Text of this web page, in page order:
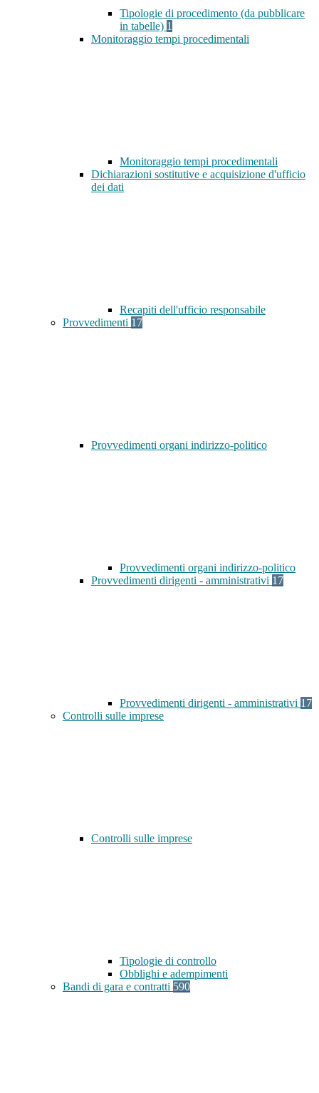
Tipologie di procedimento (da pubblicare
in tabelle) 1
Monitoraggio tempi procedimentali
Monitoraggio tempi procedimentali
Dichiarazioni sostitutive e acquisizione d'ufficio
dei dati
Recapiti dell'ufficio responsabile
Provvedimenti 17
Provvedimenti organi indirizzo-politico
Provvedimenti organi indirizzo-politico
Provvedimenti dirigenti - amministrativi 17
Provvedimenti dirigenti - amministrativi 17
Controlli sulle imprese
Controlli sulle imprese
Tipologie di controllo
Obblighi e adempimenti
Bandi di gara e contratti 590